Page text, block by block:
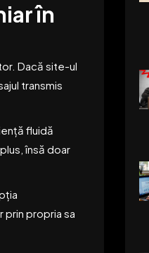
în
Dacă site-ul
transmis
fluidă
însă doar
propria sa